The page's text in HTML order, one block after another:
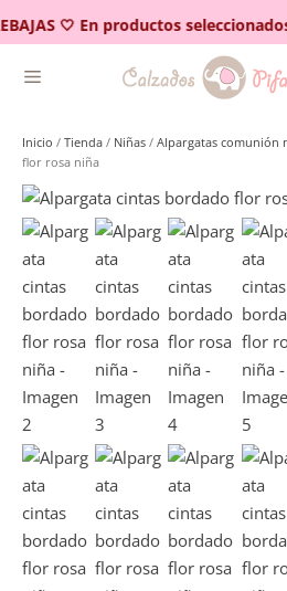
🤍 En productos
al
contenido
Inicio / Tienda / Niñas / Alpargatas comunión
flor rosa niña